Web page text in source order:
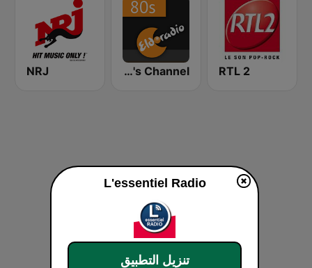
RTL 2
Eldoradio - 80's Channel
NRJ
L'essentiel Radio
تنزيل التطبيق